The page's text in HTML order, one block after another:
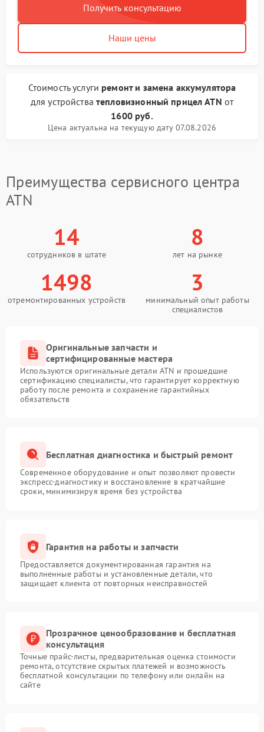
Получить консультацию
Наши цены
Стоимость услуги ремонт и замена аккумулятора
для устройстватепловизионный прицел ATN от
1600 руб.
Цена актуальна на текущую дату 07.08.2026
Преимущества сервисного центра
ATN
14
сотрудников в штате
8
лет на рынке
1498
отремонтированных устройств
3
минимальный опыт работы
специалистов
Оригинальные запчасти и
сертифицированные мастера
Используются оригинальные детали ATN и прошедшие
сертификацию специалисты, что гарантирует корректную
работу после ремонта и сохранение гарантийных
обязательств
Бесплатная диагностика и быстрый ремонт
Современное оборудование и опыт позволяют провести
экспресс-диагностику и восстановление в кратчайшие
сроки, минимизируя время без устройства
Гарантия на работы и запчасти
Предоставляется документированная гарантия на
выполненные работы и установленные детали, что
защищает клиента от повторных неисправностей
Прозрачное ценообразование и бесплатная
консультация
Точные прайс-листы, предварительная оценка стоимости
ремонта, отсутствие скрытых платежей и возможность
бесплатной консультации по телефону или онлайн на
сайте